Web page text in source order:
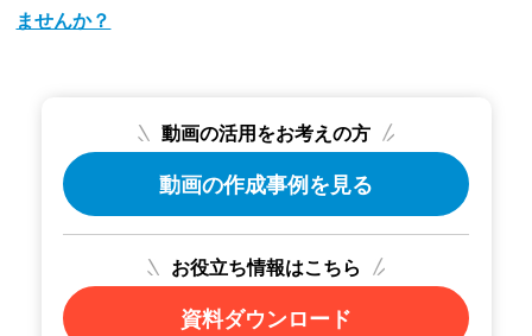
ませんか？
動画の活用をお考えの方
動画の作成事例を見る
お役立ち情報はこちら
資料ダウンロード